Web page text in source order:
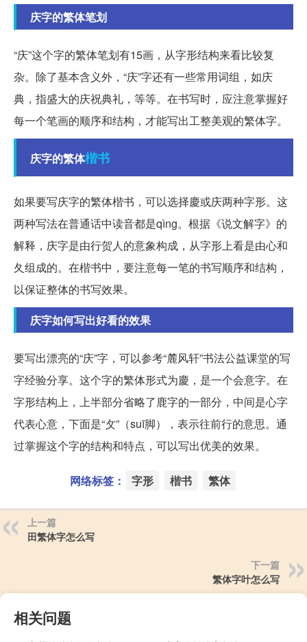
庆字的繁体笔划
“庆”这个字的繁体笔划有15画，从字形结构来看比较复
杂。除了基本含义外，“庆”字还有一些常用词组，如庆
典，指盛大的庆祝典礼，等等。在书写时，应注意掌握好
每一个笔画的顺序和结构，才能写出工整美观的繁体字。
庆字的繁体楷书
如果要写庆字的繁体楷书，可以选择慶或庆两种字形。这
两种写法在普通话中读音都是qìng。根据《说文解字》的
解释，庆字是由行贺人的意象构成，从字形上看是由心和
夂组成的。在楷书中，要注意每一笔的书写顺序和结构，
以保证整体的书写效果。
庆字如何写出好看的效果
要写出漂亮的“庆”字，可以参考“麓风轩”书法公益课堂的写
字经验分享。这个字的繁体形式为慶，是一个会意字。在
字形结构上，上半部分省略了鹿字的一部分，中间是心字
代表心意，下面是“攵”（suī脚），表示往前行的意思。通
过掌握这个字的结构和特点，可以写出优美的效果。
网络标签： 字形 楷书 繁体
上一篇
田繁体字怎么写
下一篇
繁体字叶怎么写
相关问题